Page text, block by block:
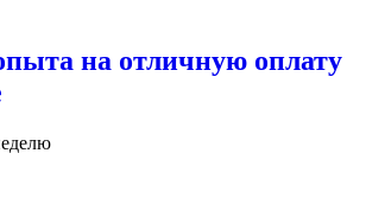
на отличную оплату